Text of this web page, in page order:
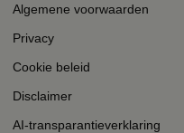
Algemene voorwaarden
Privacy
Cookie beleid
Disclaimer
AI-transparantieverklaring